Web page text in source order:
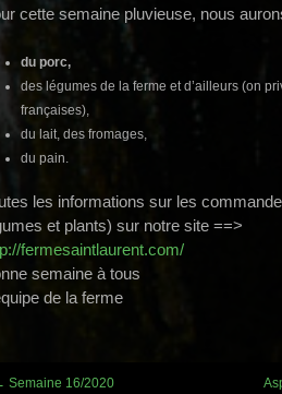
cette semaine pluvieuse, nous
du porc,
des légumes de la ferme et d’ailleurs (on
françaises),
du lait, des fromages,
du pain.
les informations sur les
et plants) sur notre site ==>
fermesaintlaurent.com/
semaine à tous
de la ferme
Semaine 16/2020